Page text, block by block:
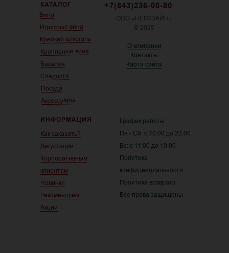
КАТАЛОГ
Вино
Игристые вина
Крепкий алкоголь
Крепленые вина
Бакалея
Сладости
Посуда
Аксессуары
ИНФОРМАЦИЯ
Как заказать?
Дегустации
Корпоративным
клиентам
Новинки
Рекомендуем
Акции
График работы:
Пн - Сб: с 10:00 до 22:00
Вс: с 11:00 до 19:00
Политика
конфиденциальности
Политика возврата
Все права защищены
ООО «НЕГОВАЙН»
© 2025
О компании
Контакты
Карта сайта
+7(843)236-00-80